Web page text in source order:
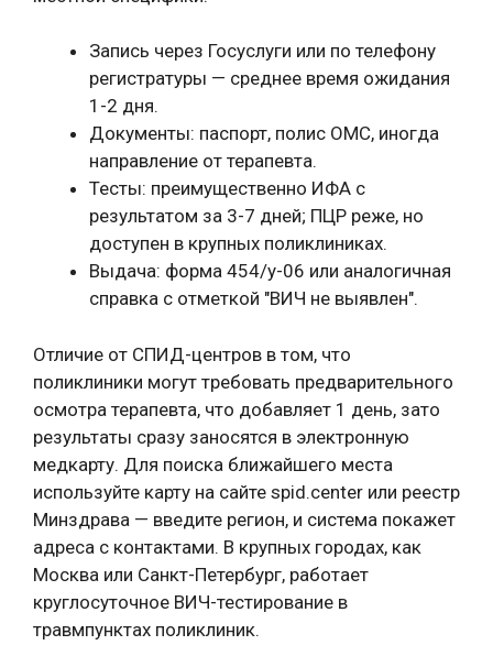
Запись через Госуслуги или по телефону
регистратуры — среднее время ожидания
1-2 дня.
Документы: паспорт, полис ОМС, иногда
направление от терапевта.
Тесты: преимущественно ИФА с
результатом за 3-7 дней; ПЦР реже, но
доступен в крупных поликлиниках.
Выдача: форма 454/у-06 или аналогичная
справка с отметкой "ВИЧ не выявлен".
Отличие от СПИД-центров в том, что
поликлиники могут требовать предварительного
осмотра терапевта, что добавляет 1 день, зато
результаты сразу заносятся в электронную
медкарту. Для поиска ближайшего места
используйте карту на сайте spid.center или реестр
Минздрава — введите регион, и система покажет
адреса с контактами. В крупных городах, как
Москва или Санкт-Петербург, работает
круглосуточное ВИЧ-тестирование в
травмпунктах поликлиник.